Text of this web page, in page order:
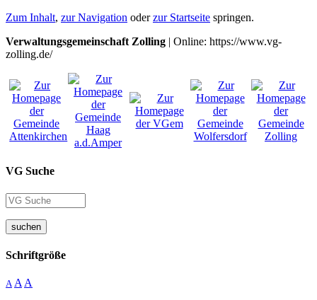
Zum Inhalt, zur Navigation oderzur Startseite springen.
Verwaltungsgemeinschaft Zolling | Online: https://www.vg-
zolling.de/
VG Suche
suchen
Schriftgröße
A A A